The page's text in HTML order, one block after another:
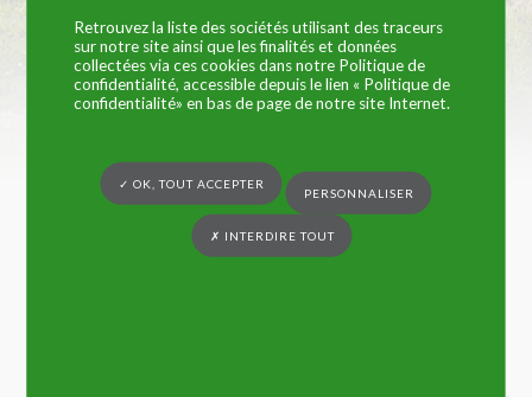
Numéros utiles Transports
Ordures ménagères
Retrouvez la liste des sociétés utilisant des traceurs
sur notre site ainsi que les finalités et données
collectées via ces cookies dans notre Politique de
confidentialité, accessible depuis le lien « Politique de
confidentialité» en bas de page de notre site Internet.
✓ OK, TOUT ACCEPTER
PERSONNALISER
✗ INTERDIRE TOUT